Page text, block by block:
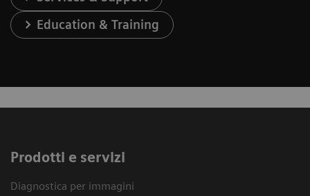
Education & Training
Prodotti e servizi
Diagnostica per immagini